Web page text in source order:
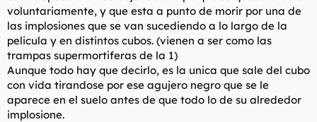
voluntariamente, y que esta a punto de morir por una de
las implosiones que se van sucediendo a lo largo de la
pelicula y en distintos cubos. (vienen a ser como las
trampas supermortiferas de la 1)
Aunque todo hay que decirlo, es la unica que sale del cubo
con vida tirandose por ese agujero negro que se le
aparece en el suelo antes de que todo lo de su alrededor
implosione.